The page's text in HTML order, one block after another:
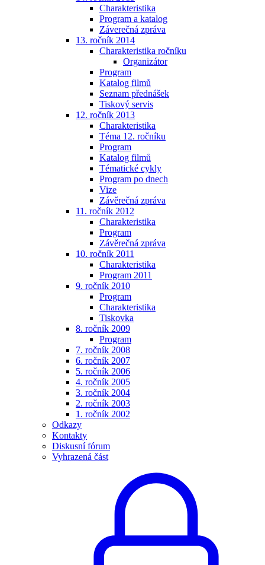
Charakteristika
Program a katalog
Záverečná zpráva
13. ročník 2014
Charakteristika ročníku
Organizátor
Program
Katalog filmů
Seznam přednášek
Tiskový servis
12. ročník 2013
Charakteristika
Téma 12. ročníku
Program
Katalog filmů
Tématické cykly
Program po dnech
Vize
Závěrečná zpráva
11. ročník 2012
Charakteristika
Program
Závěrečná zpráva
10. ročník 2011
Charakteristika
Program 2011
9. ročník 2010
Program
Charakteristika
Tiskovka
8. ročník 2009
Program
7. ročník 2008
6. ročník 2007
5. ročník 2006
4. ročník 2005
3. ročník 2004
2. ročník 2003
1. ročník 2002
Odkazy
Kontakty
Diskusní fórum
Vyhrazená část